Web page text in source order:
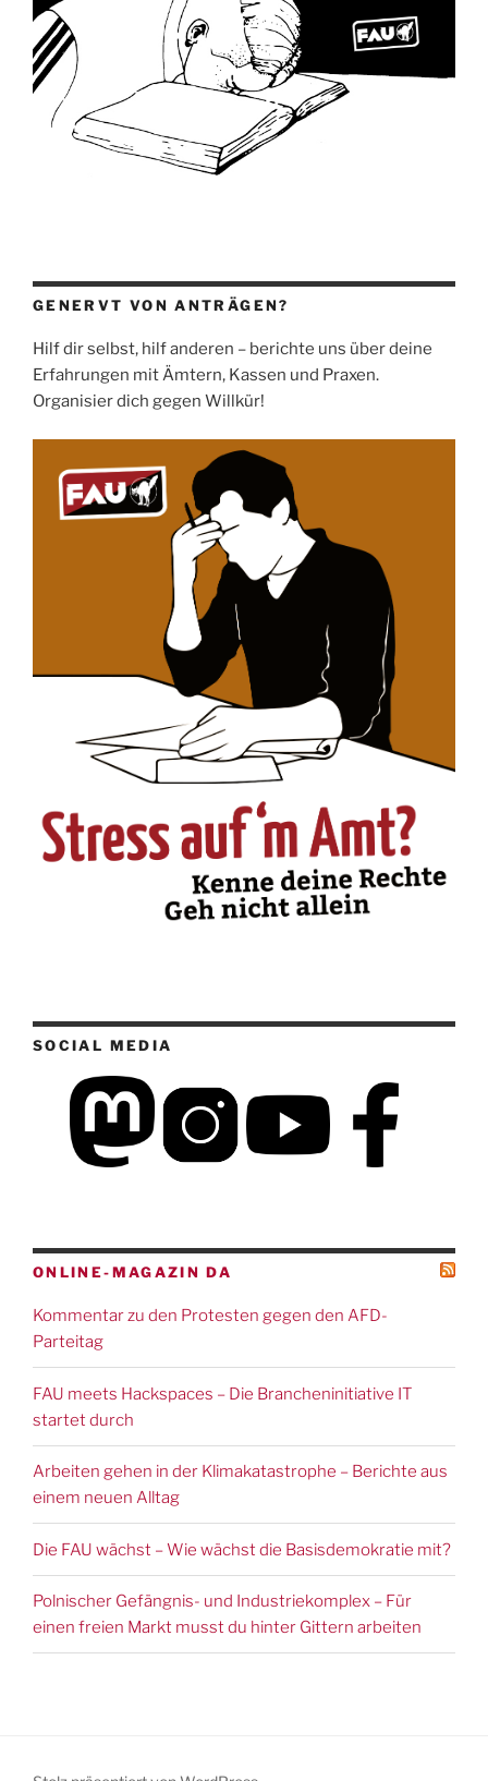
GENERVT VON ANTRÄGEN?
Hilf dir selbst, hilf anderen – berichte uns über deine
Erfahrungen mit Ämtern, Kassen und Praxen.
Organisier dich gegen Willkür!
SOCIAL MEDIA
ONLINE-MAGAZIN DA
Kommentar zu den Protesten gegen den AFD-
Parteitag
FAU meets Hackspaces – Die Brancheninitiative IT
startet durch
Arbeiten gehen in der Klimakatastrophe – Berichte aus
einem neuen Alltag
Die FAU wächst – Wie wächst die Basisdemokratie mit?
Polnischer Gefängnis- und Industriekomplex – Für
einen freien Markt musst du hinter Gittern arbeiten